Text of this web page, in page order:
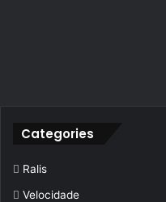
Categories
Ralis
Velocidade